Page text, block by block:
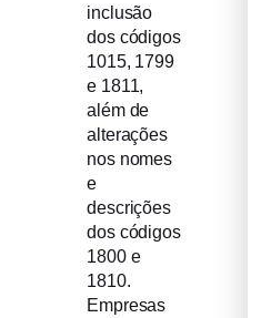
inclusão
dos códigos
1015, 1799
e 1811,
além de
alterações
nos nomes
e
descrições
dos códigos
1800 e
1810.
Empresas